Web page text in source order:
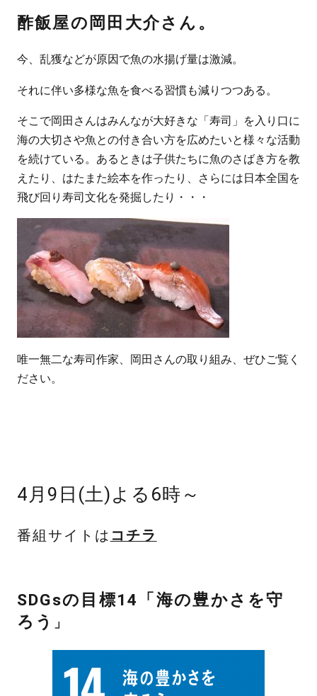
酢飯屋の岡田大介さん。
今、乱獲などが原因で魚の水揚げ量は激減。
それに伴い多様な魚を食べる習慣も減りつつある。
そこで岡田さんはみんなが大好きな「寿司」を入り口に
海の大切さや魚との付き合い方を広めたいと様々な活動
を続けている。あるときは子供たちに魚のさばき方を教
えたり、はたまた絵本を作ったり、さらには日本全国を
飛び回り寿司文化を発掘したり・・・
唯一無二な寿司作家、岡田さんの取り組み、ぜひご覧く
ださい。
4月9日(土)よる6時～
番組サイトは コチラ
SDGsの目標14 「海の豊かさを守
ろう
」